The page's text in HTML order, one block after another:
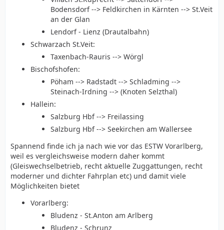
Bodensdorf --> Feldkirchen in Kärnten --> St.Veit
an der Glan
Lendorf - Lienz (Drautalbahn)
Schwarzach St.Veit:
Taxenbach-Rauris --> Wörgl
Bischofshofen:
Pöham --> Radstadt --> Schladming -->
Steinach-Irdning --> (Knoten Selzthal)
Hallein:
Salzburg Hbf --> Freilassing
Salzburg Hbf --> Seekirchen am Wallersee
Spannend finde ich ja nach wie vor das ESTW Vorarlberg,
weil es vergleichsweise modern daher kommt
(Gleiswechselbetrieb, recht aktuelle Zuggattungen, recht
moderner und dichter Fahrplan etc) und damit viele
Möglichkeiten bietet
Vorarlberg:
Bludenz - St.Anton am Arlberg
Bludenz - Schrunz